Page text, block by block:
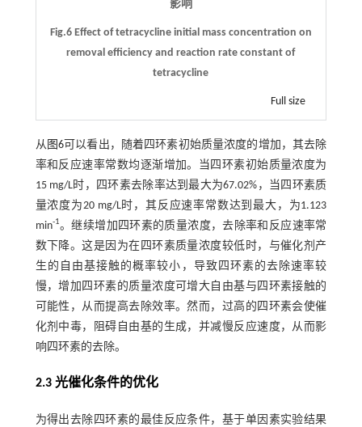
影响
Fig.6 Effect of tetracycline initial mass concentration on
removal efficiency and reaction rate constant of
tetracycline
Full size
从 图6可以看出，随着四环素初始质量浓度的增加，其去除
率和反应速率常数均逐渐增加。当四环素初始质量浓度为
15 mg/L时，四环素去除率达到最大为67.02%，当四环素质
量浓度为20 mg/L时，其反应速率常数达到最大，为1.123
min-1。继续增加四环素的质量浓度，去除率和反应速率常
数下降。这是因为在四环素质量浓度较低时，与催化剂产
生的自由基接触的概率较小，导致四环素的去除速率较
慢，增加四环素的质量浓度可增大自由基与四环素接触的
可能性，从而提高去除效率。然而，过高的四环素会使催
化剂中毒，阻碍自由基的生成，并减慢反应速度，从而影
响四环素的去除。
2.3 光催化条件的优化
为得出去除四环素的最佳反应条件，基于单因素实验结果